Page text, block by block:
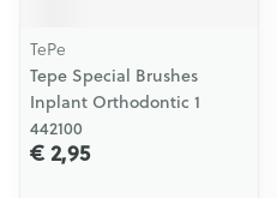
TePe
Tepe Special Brushes
Inplant Orthodontic 1
442100
€ 2,95